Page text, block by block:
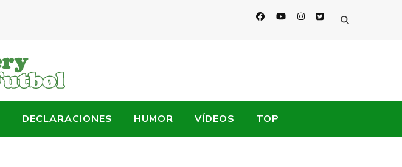
DECLARACIONES HUMOR VÍDEOS TOP